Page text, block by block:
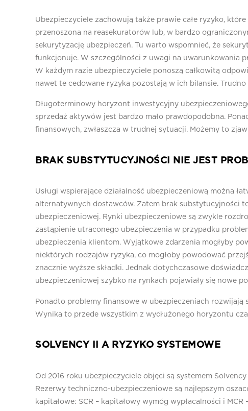
Ubezpieczyciele zachowują także prawie całe ryzyko,
przenoszona na reasekuratorów lub, w bardzo
sekurytyzację ubezpieczeń. Tu warto wspomnieć, że
funkcjonuje. W szczególności z uwagi na uwarunkowania
W każdym razie ubezpieczyciele ponoszą całkowitą
nawet te cedowane ryzyka pozostają w ich bilansie.
Długoterminowy horyzont inwestycyjny
sprzedaż aktywów jest bardzo mało prawdopodobna.
finansowych, zwłaszcza w trudnej sytuacji. Możemy to
BRAK SUBSTYTUCYJNOŚCI NIE JEST
Usługi wspierające działalność ubezpieczeniową można
alternatywnych dostawców. Zatem brak substytucyjności
ubezpieczeniowej. Rynki ubezpieczeniowe są zwykle
zastąpienie utraconego ubezpieczenia w przypadku
ubezpieczenia klientom. Wyjątkowe zdarzenia mogłyby
niektórych rodzajów ryzyka, co mogłoby powodować
znacznie wyższe składki. Jednak dotychczasowe
ubezpieczeniowej szybko na rynkach pojawiały się nowe
Ponadto problemy finansowe w ubezpieczeniach
Wynika to przede wszystkim z wydłużonego horyzontu
SOLVENCY II A RYZYKO SYSTEMOWE
Od 2016 roku ubezpieczyciele objęci są systemem
Rezerwy techniczno-ubezpieczeniowe są najlepszym
kapitałowe: SCR – kapitałowy wymóg wypłacalności i